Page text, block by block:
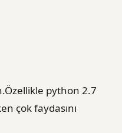
python 2.7
çok faydasını